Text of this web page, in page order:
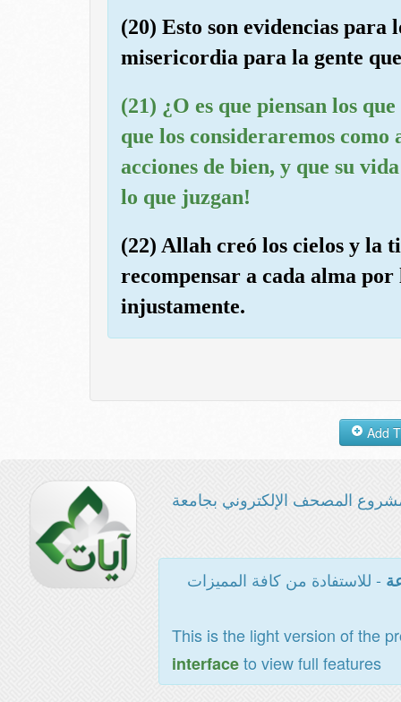
(20) Esto son evidencias para
misericordia para la gente
(21) ¿O es que piensan los
que los consideraremos
acciones de bien, y que su
lo que juzgan!
(22) Allah creó los cielos y la
recompensar a cada alma
injustamente.
المصحف الإلكتروني بجامعة
- للاستفادة من كافة المميزات
This is the light version of the
interfaceto view full features